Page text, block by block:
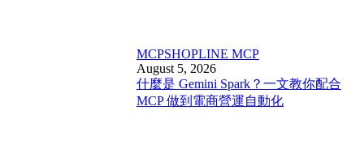
MCPSHOPLINE MCP
August 5, 2026
什麼是 Gemini Spark？一文教你配合
MCP 做到電商營運自動化